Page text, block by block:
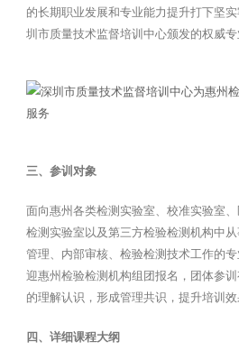
的长期职业发展和专业能力提升打下坚
圳市质量技术监督培训中心颁发的权威专
三、参训对象
面向惠州各类检测实验室、校准实验室
检测实验室以及第三方检验检测机构中
管理、内部审核、检验检测技术工作的
迎惠州检验检测机构组团报名，团体参
的理解认识，形成管理共识，提升培训效
四、详细课程大纲